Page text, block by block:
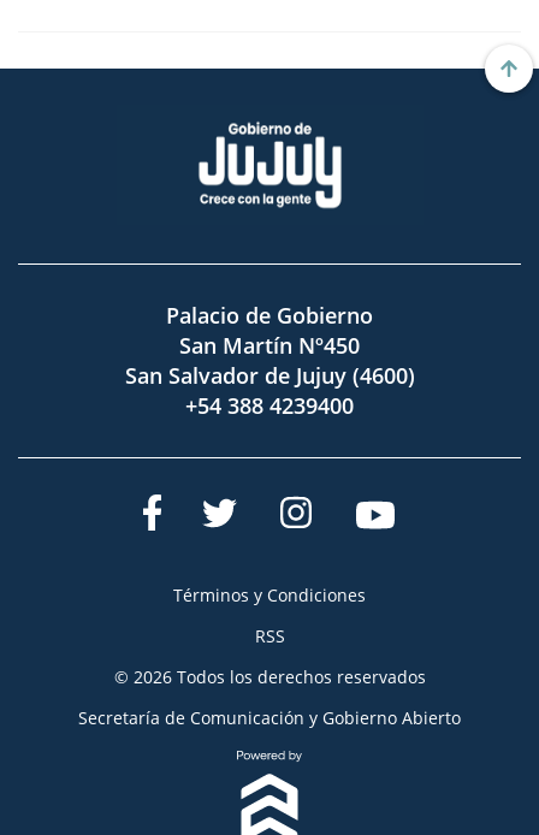
Palacio de Gobierno
San Martín Nº450
San Salvador de Jujuy (4600)
+54 388 4239400
Términos y Condiciones
RSS
© 2026 Todos los derechos reservados
Secretaría de Comunicación y Gobierno Abierto